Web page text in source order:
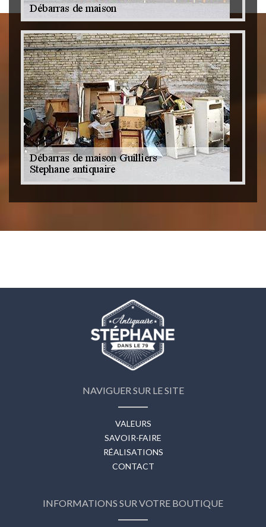
NAVIGUER SUR LE SITE
VALEURS
SAVOIR-FAIRE
RÉALISATIONS
CONTACT
INFORMATIONS SUR VOTRE BOUTIQUE